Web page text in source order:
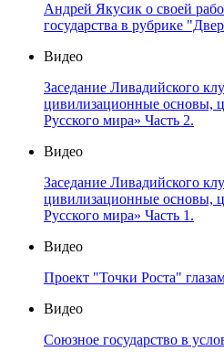
Андрей Якусик о своей
государства в рубрике
Видео
Заседание Ливадийского
цивилизационные основы,
Русского мира» Часть 2.
Видео
Заседание Ливадийского
цивилизационные основы,
Русского мира» Часть 1.
Видео
Проект "Точки Роста"
Видео
Союзное государство в